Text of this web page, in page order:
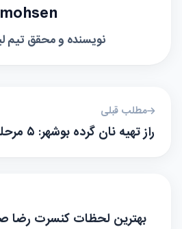
mohsen
نویسنده و محقق تیم
مطلب قبلی
راز تهیه نان گرده بوشهر: ۵ مرحله ساده…
بهترین لحظات کنسرت رضا